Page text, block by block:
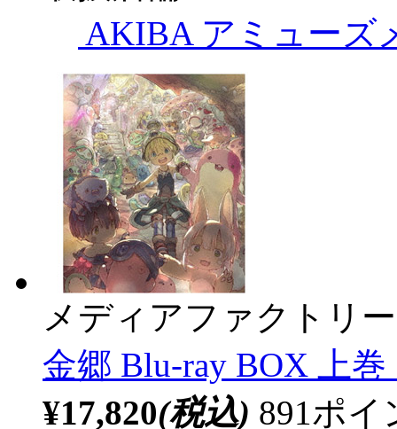
AKIBA アミューズ
メディアファクトリー
金郷 Blu-ray BOX 上巻
¥17,820(税込) 891ポ